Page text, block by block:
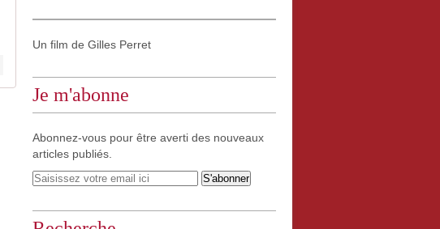
n
Un film de Gilles Perret
Je m'abonne
Abonnez-vous pour être averti des nouveaux
articles publiés.